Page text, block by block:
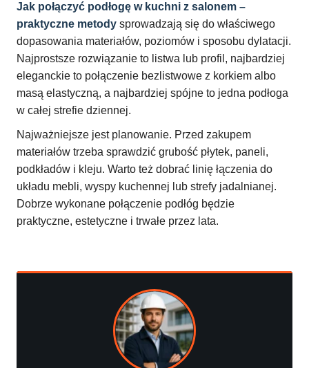
Jak połączyć podłogę w kuchni z salonem –
praktyczne metody sprowadzają się do właściwego
dopasowania materiałów, poziomów i sposobu dylatacji.
Najprostsze rozwiązanie to listwa lub profil, najbardziej
eleganckie to połączenie bezlistwowe z korkiem albo
masą elastyczną, a najbardziej spójne to jedna podłoga
w całej strefie dziennej.
Najważniejsze jest planowanie. Przed zakupem
materiałów trzeba sprawdzić grubość płytek, paneli,
podkładów i kleju. Warto też dobrać linię łączenia do
układu mebli, wyspy kuchennej lub strefy jadalnianej.
Dobrze wykonane połączenie podłóg będzie
praktyczne, estetyczne i trwałe przez lata.